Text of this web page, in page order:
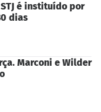
é instituído por
dias
Marconi e Wilder